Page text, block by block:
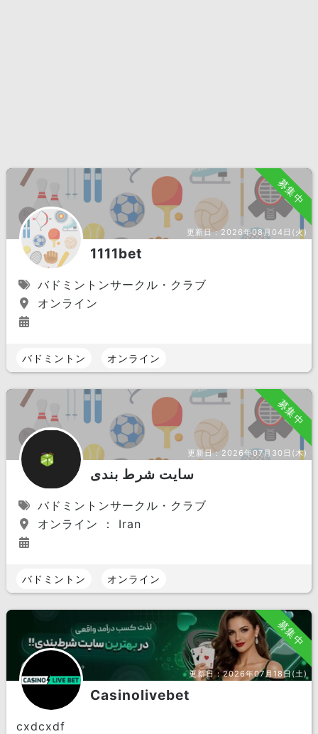
募集中
更新日：2026年08月04日(火)
1111bet
バドミントンサークル・クラブ
オンライン
バドミントン オンライン
募集中
更新日：2026年07月30日(木)
سایت شرط بندی
バドミントンサークル・クラブ
オンライン ： Iran
バドミントン オンライン
募集中
更新日：2026年07月18日(土)
Casinolivebet
cxdcxdf